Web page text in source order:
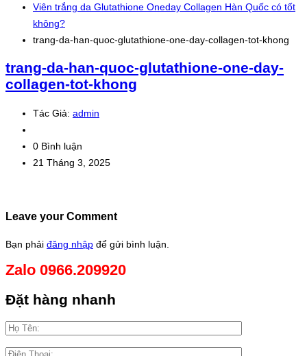
Viên trắng da Glutathione Oneday Collagen Hàn Quốc có tốt
không?
trang-da-han-quoc-glutathione-one-day-collagen-tot-khong
trang-da-han-quoc-glutathione-one-day-
collagen-tot-khong
Tác Giả: admin
0 Bình luận
21 Tháng 3, 2025
Leave your Comment
Bạn phải đăng nhập để gửi bình luận.
Zalo 0966.209920
Đặt hàng nhanh